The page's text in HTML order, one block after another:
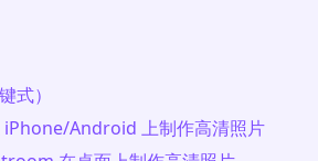
式）
Android 上制作高清照片